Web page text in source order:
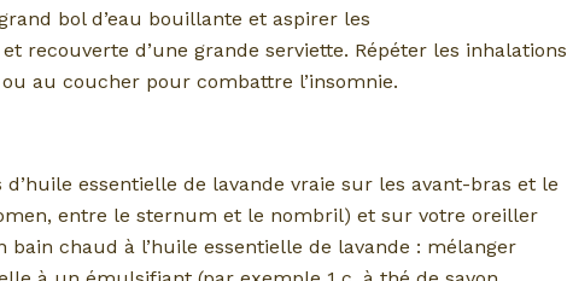
bol d’eau bouillante et aspirer les
recouverte d’une grande serviette. Répéter les inhalations
au coucher pour combattre l’insomnie.
essentielle de lavande vraie sur les avant-bras et le
entre le sternum et le nombril) et sur votre oreiller
bain chaud à l’huile essentielle de lavande : mélanger